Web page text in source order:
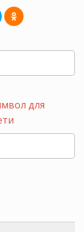
для